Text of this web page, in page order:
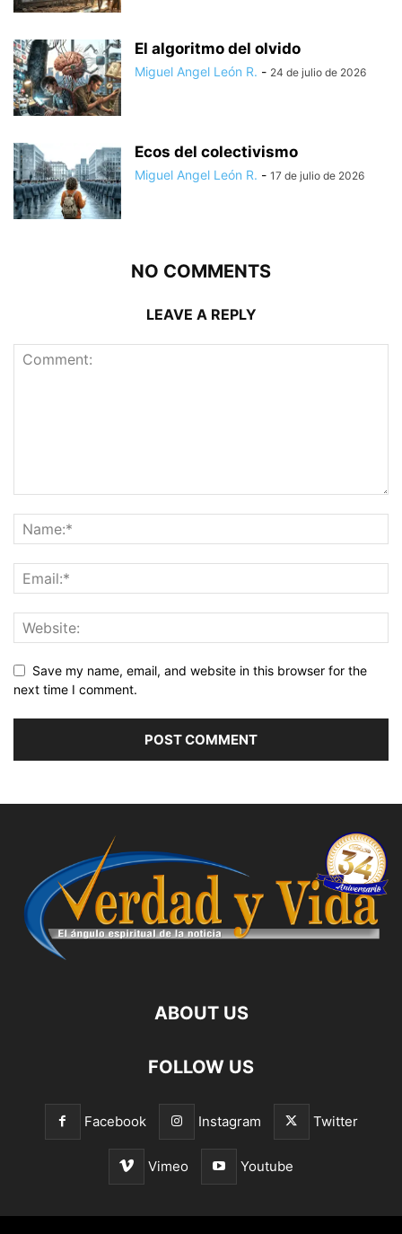
El algoritmo del olvido
Miguel Angel León R. - 24 de julio de 2026
Ecos del colectivismo
Miguel Angel León R. - 17 de julio de 2026
NO COMMENTS
LEAVE A REPLY
Save my name, email, and website in this browser for the
next time I comment.
ABOUT US
FOLLOW US
Facebook Instagram Twitter
Vimeo Youtube